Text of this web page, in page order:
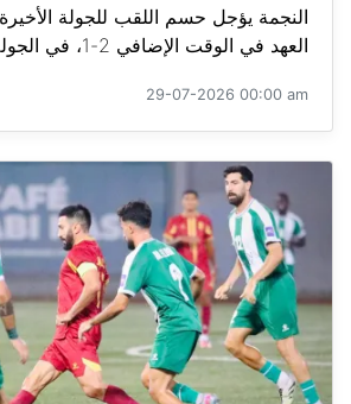
النجمة يؤجل حسم اللقب للجولة
العهد في الوقت الإضافي 2-1، في الجولة ال...
29-07-2026 00:00 am